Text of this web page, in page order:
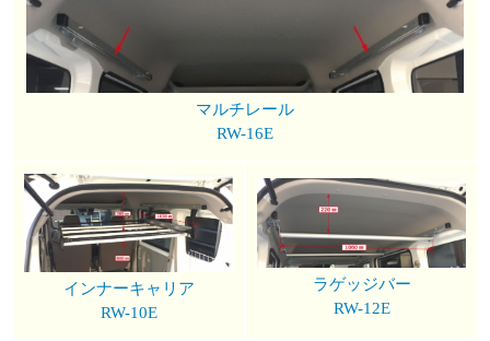
マルチレール
RW-16E
インナーキャリア
RW-10E
ラゲッジバー
RW-12E